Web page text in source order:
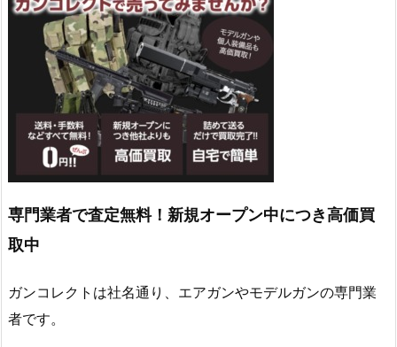
専門業者で査定無料！新規オープン中につき高価買
取中
ガンコレクトは社名通り、エアガンやモデルガンの専門業
者です。